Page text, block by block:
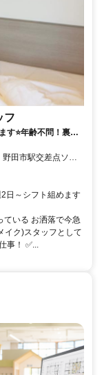
フ
す⭐年齢不問！裏方
日～シフト組めます
ている お洒落で今急
イク)スタッフとして
事！ ✅...